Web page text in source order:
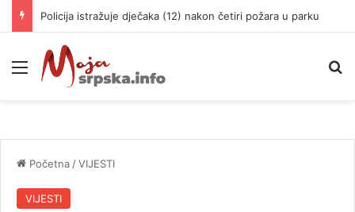
Policija istražuje dječaka (12) nakon četiri požara u parku
Meni
Početna /VIJESTI
VIJESTI